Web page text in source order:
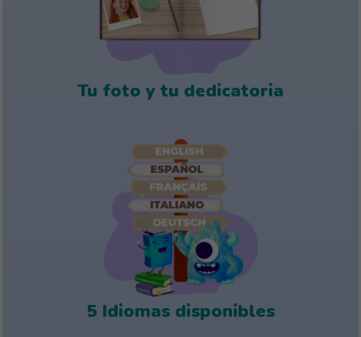
Tu foto y tu dedicatoria
5 Idiomas disponibles